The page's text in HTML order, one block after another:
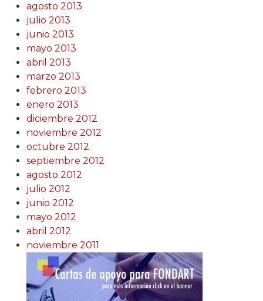
agosto 2013
julio 2013
junio 2013
mayo 2013
abril 2013
marzo 2013
febrero 2013
enero 2013
diciembre 2012
noviembre 2012
octubre 2012
septiembre 2012
agosto 2012
julio 2012
junio 2012
mayo 2012
abril 2012
noviembre 2011